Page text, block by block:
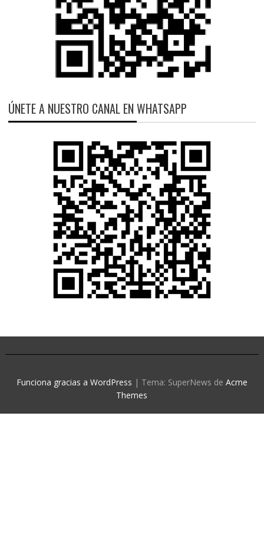
ÚNETE A NUESTRO CANAL EN WHATSAPP
Funciona gracias a WordPress | Tema: SuperNews de Acme
Themes